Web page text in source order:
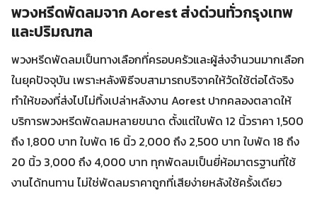
พวงหรีดพัดลมจาก Aorest ส่งด่วนทั่วกรุงเทพ
และปริมณฑล
พวงหรีดพัดลมเป็นทางเลือกที่ครอบครัวและผู้ส่งจำนวนมากเลือก
ในยุคปัจจุบัน เพราะหลังพิธีจบสามารถบริจาคให้วัดใช้ต่อได้จริง
ทำให้ของที่ส่งไปไม่ทิ้งเปล่าหลังงาน Aorest ปากคลองตลาดให้
บริการพวงหรีดพัดลมหลายขนาด ตั้งแต่ใบพัด 12 นิ้วราคา 1,500
ถึง 1,800 บาท ใบพัด 16 นิ้ว 2,000 ถึง 2,500 บาท ใบพัด 18 ถึง
20 นิ้ว 3,000 ถึง 4,000 บาท ทุกพัดลมเป็นยี่ห้อมาตรฐานที่ใช้
งานได้ทนทาน ไม่ใช่พัดลมราคาถูกที่เสียง่ายหลังใช้ครั้งเดียว